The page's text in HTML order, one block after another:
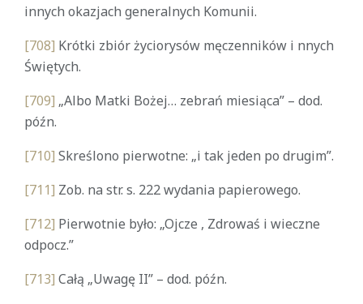
innych okazjach generalnych Komunii.
[708] Krótki zbiór życiorysów męczenników i nnych
Świętych.
[709] „Albo Matki Bożej… zebrań miesiąca” – dod.
późn.
[710] Skreślono pierwotne: „i tak jeden po drugim”.
[711] Zob. na str. s. 222 wydania papierowego.
[712] Pierwotnie było: „Ojcze , Zdrowaś i wieczne
odpocz.”
[713] Całą „Uwagę II” – dod. późn.